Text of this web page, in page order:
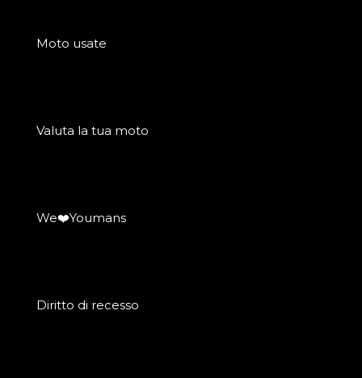
Moto usate
Valuta la tua moto
We❤️Youmans
Diritto di recesso